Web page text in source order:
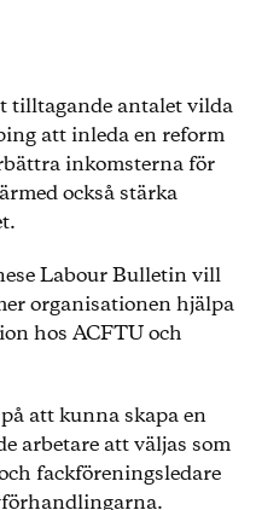
tilltagande antalet vilda
att inleda en reform
inkomsterna för
också stärka
Labour Bulletin vill
organisationen hjälpa
hos ACFTU och
att kunna skapa en
arbetare att väljas som
fackföreningsledare